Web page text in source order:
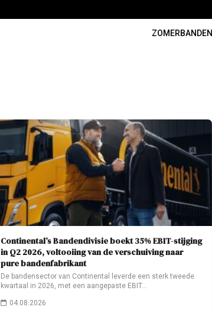
ZOMERBANDEN
Continental’s Bandendivisie boekt 35% EBIT-stijging
in Q2 2026, voltooiing van de verschuiving naar
pure bandenfabrikant
De bandensector van Continental leverde een sterk tweede
kwartaal in 2026, met een aangepaste EBIT…
04.08.2026